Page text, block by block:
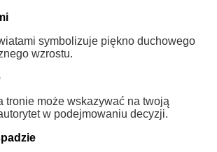
symbolizuje piękno duchowego
wzrostu.
tronie może wskazywać na twoją
w podejmowaniu decyzji.